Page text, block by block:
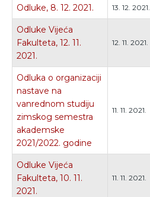
Odluke, 8. 12. 2021. 13. 12. 2021.
Odluke Vijeća
Fakulteta, 12. 11.
2021.
12. 11. 2021.
Odluka o organizaciji
nastave na
vanrednom studiju
zimskog semestra
akademske
2021/2022. godine
11. 11. 2021.
Odluke Vijeća
Fakulteta, 10. 11.
2021.
11. 11. 2021.